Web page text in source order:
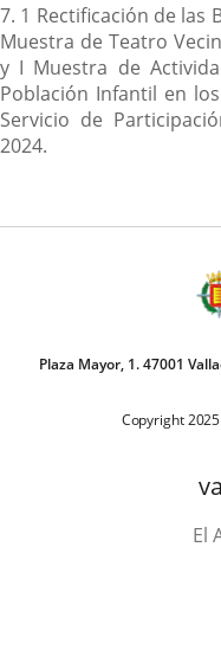
7. 1 Rectificación de las
Muestra de Teatro
y I Muestra de
Población Infantil en
Servicio de
2024.
Plaza Mayor, 1. 47001
Copyright
El